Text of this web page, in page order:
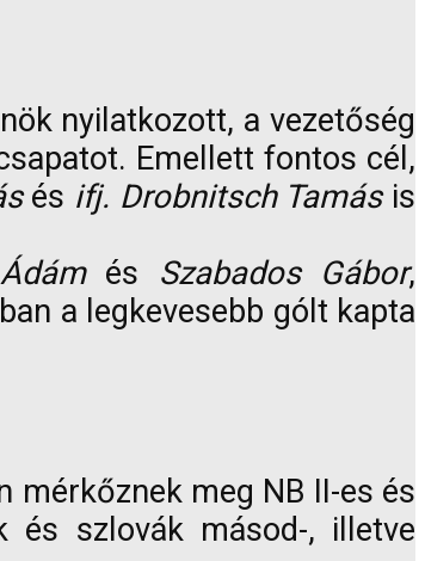
nyilatkozott, a vezetőség
Emellett fontos cél,
és ifj. Drobnitsch Tamásis
és Szabados Gábor,
a legkevesebb gólt kapta
mérkőznek meg NB II-es és
és szlovák másod-, illetve